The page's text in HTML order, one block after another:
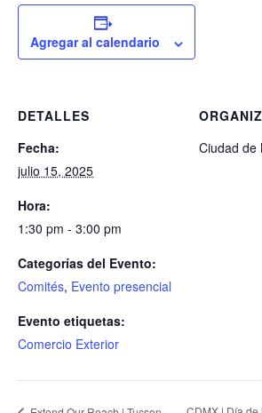
Agregar al calendario
DETALLES
Fecha:
julio 15, 2025
Hora:
1:30 pm - 3:00 pm
Categorías del Evento:
Comités, Evento presencial
Evento etiquetas:
Comercio Exterior
Ciudad de